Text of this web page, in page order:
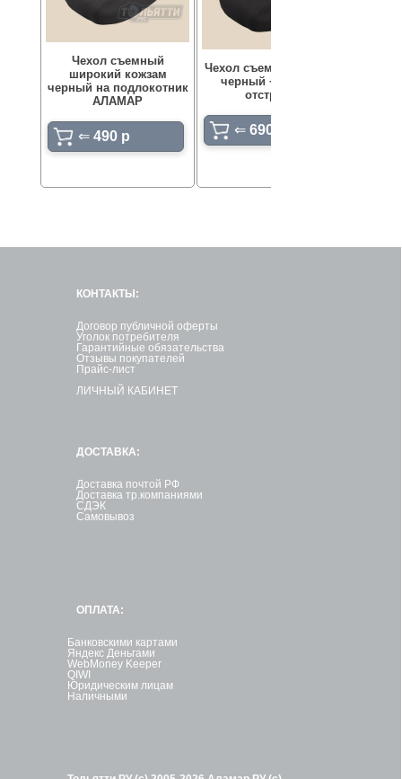
Чехол съемный
широкий кожзам
черный на подлокотник
АЛАМАР
⇐ 490 p
Чехол съемный кожзам
черный + цветная
отстрочка
⇐ 690 p
КОНТАКТЫ:
Договор публичной оферты
Уголок потребителя
Гарантийные обязательства
Отзывы покупателей
Прайс-лист
ЛИЧНЫЙ КАБИНЕТ
ДОСТАВКА:
Доставка почтой РФ
Доставка тр.компаниями
СДЭК
Самовывоз
ОПЛАТА:
Банковскими картами
Яндекс Деньгами
WebMoney Keeper
QIWI
Юридическим лицам
Наличными